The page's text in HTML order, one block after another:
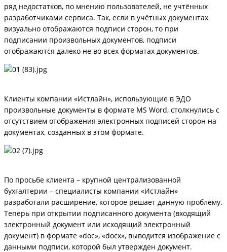
ряд недостатков, по мнению пользователей, не учтённых
разработчиками сервиса. Так, если в учётных документах
визуально отображаются подписи сторон, то при
подписании произвольных документов, подписи
отображаются далеко не во всех форматах документов.
Клиенты компании «Истлайн», использующие в ЭДО
произвольные документы в формате MS Word, столкнулись с
отсутствием отображения электронных подписей сторон на
документах, созданных в этом формате.
По просьбе клиента – крупной централизованной
бухгалтерии – специалисты компании «Истлайн»
разработали расширение, которое решает данную проблему.
Теперь при открытии подписанного документа (входящий
электронный документ или исходящий электронный
документ) в формате «doc», «docx», выводится изображение с
данными подписи, которой был утвержден документ.